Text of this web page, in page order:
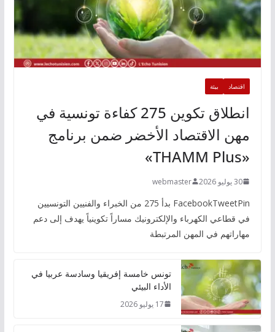
اقتصاد بيئة
انطلاق تكوين 275 كفاءة تونسية في
مهن الاقتصاد الأخضر ضمن برنامج
«THAMM Plus»
30 يوليو 2026 webmaster
FacebookTweetPin بدأ 275 من الخبراء والفنيين التونسيين
في قطاعي الكهرباء والإلكترونيك مساراً تكوينياً يهدف إلى دعم
مهاراتهم في المهن المرتبطة
تونس خامسة إفريقيا وسادسة عربيا في
الأداء البيئي
17 يوليو 2026